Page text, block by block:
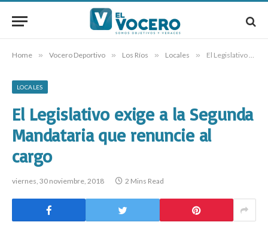
Home » Vocero Deportivo » Los Ríos » Locales » El Legislativo exige a la Segunda Mandataria que renuncie al cargo
LOCALES
El Legislativo exige a la Segunda
Mandataria que renuncie al
cargo
viernes, 30 noviembre, 2018 2 Mins Read